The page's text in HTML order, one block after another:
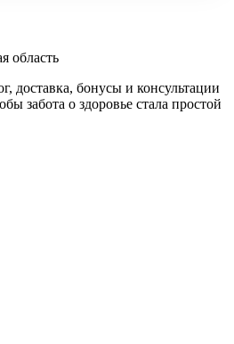
область
доставка, бонусы и консультации
забота о здоровье стала простой